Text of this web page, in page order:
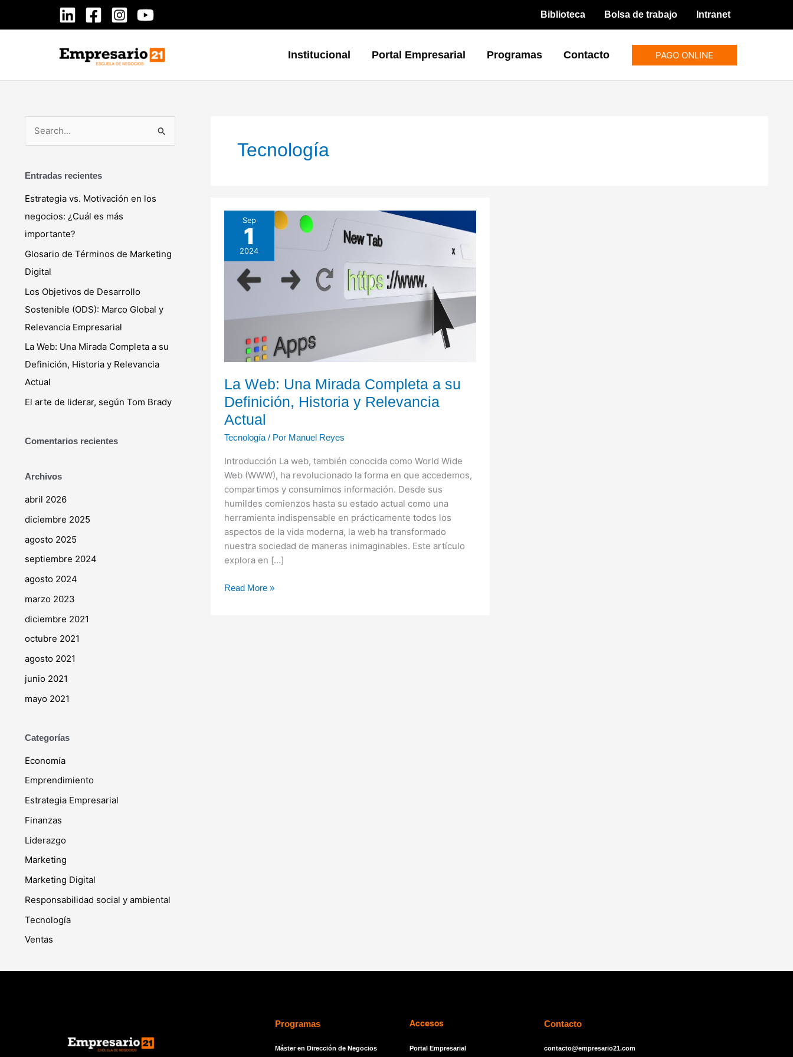
Biblioteca Bolsa de trabajo Intranet
Institucional Portal Empresarial Programas Contacto PAGO ONLINE
a
r
p
o
r
:
Entradas recientes
Estrategia vs. Motivación en los
negocios: ¿Cuál es más
importante?
Glosario de Términos de Marketing
Digital
Los Objetivos de Desarrollo
Sostenible (ODS): Marco Global y
Relevancia Empresarial
La Web: Una Mirada Completa a su
Definición, Historia y Relevancia
Actual
El arte de liderar, según Tom Brady
Comentarios recientes
Archivos
abril 2026
diciembre 2025
agosto 2025
septiembre 2024
agosto 2024
marzo 2023
diciembre 2021
octubre 2021
agosto 2021
junio 2021
mayo 2021
Categorías
Economía
Emprendimiento
Estrategia Empresarial
Finanzas
Liderazgo
Marketing
Marketing Digital
Responsabilidad social y ambiental
Tecnología
Ventas
Tecnología
Sep
1
2024
La Web: Una Mirada Completa a su
Definición, Historia y Relevancia
Actual
Tecnología/ Por Manuel Reyes
Introducción La web, también conocida como World Wide
Web (WWW), ha revolucionado la forma en que accedemos,
compartimos y consumimos información. Desde sus
humildes comienzos hasta su estado actual como una
herramienta indispensable en prácticamente todos los
aspectos de la vida moderna, la web ha transformado
nuestra sociedad de maneras inimaginables. Este artículo
explora en […]
Mirada
Completa
Definición,
Relevancia
Read More »
Programas
Máster en Dirección de Negocios
Accesos
Portal Empresarial
Contacto
contacto@empresario21.com